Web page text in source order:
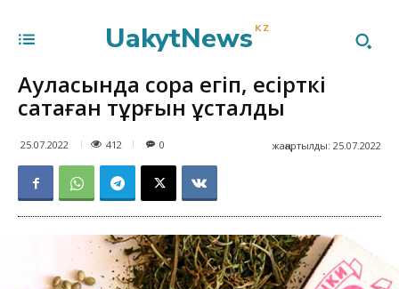
UakytNews KZ
Ауласында сора егіп, есірткі
сақтаған тұрғын ұсталды
25.07.2022 412 жаңартылды: 25.07.2022
0